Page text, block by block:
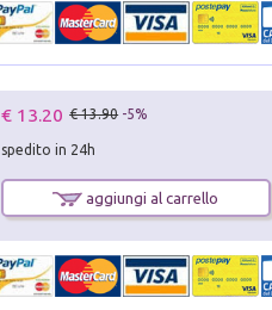
€ 13.20 € 13.90 -5%
spedito in 24h
aggiungi al carrello